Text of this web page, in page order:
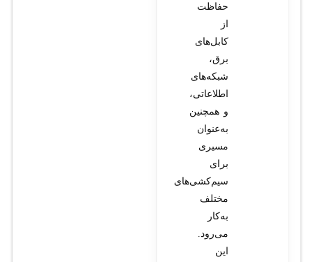
حفاظت
از
کابل‌های
برق،
شبکه‌های
اطلاعاتی،
و همچنین
به‌عنوان
مسیری
برای
سیم‌کشی‌های
مختلف
به‌کار
می‌رود.
این